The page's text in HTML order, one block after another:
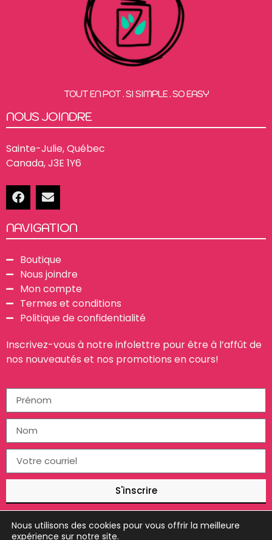
TOUT EN POT . SI SIMPLE . SO EASY
NOUS JOINDRE
Sainte-Julie, Québec
Canada, J3E 1Y6
NAVIGATION
Boutique
Nous joindre
Mon compte
Termes et conditions
Politique de confidentialité
Inscrivez-vous à notre infolettre pour être à l’affût de
nos nouveautés et nos promotions en cours!
S'inscrire
Nous utilisons des cookies pour vous offrir la meilleure
expérience sur notre site.